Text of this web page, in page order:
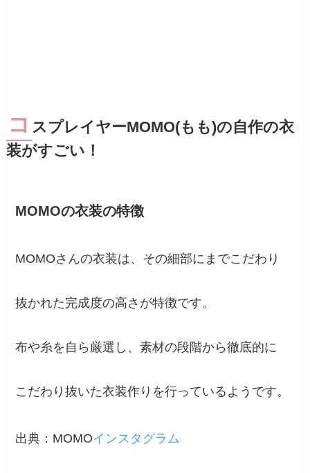
コ スプレイヤーMOMO(もも)の自作の衣
装がすごい！
MOMOの衣装の特徴
MOMOさんの衣装は、その細部にまでこだわり
抜かれた完成度の高さが特徴です。
布や糸を自ら厳選し、素材の段階から徹底的に
こだわり抜いた衣装作りを行っているようです。
出典：MOMOインスタグラム